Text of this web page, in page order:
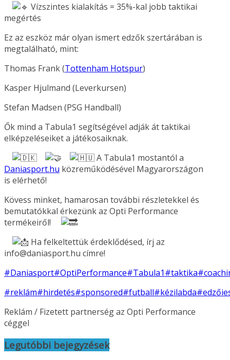
Vízszintes kialakítás = 35%-kal jobb taktikai
megértés
Ez az eszköz már olyan ismert edzők szertárában is
megtalálható, mint:
Thomas Frank (Tottenham Hotspur)
Kasper Hjulmand (Leverkursen)
Stefan Madsen (PSG Handball)
Ők mind a Tabula1 segítségével adják át taktikai
elképzeléseiket a játékosaiknak.
A Tabula1 mostantól a
Daniasport.hu közreműködésével Magyarországon
is elérhető!
Kövess minket, hamarosan további részletekkel és
bemutatókkal érkezünk az Opti Performance
termékeiről!
Ha felkeltettük érdeklődésed, írj az
info@daniasport.hu címre!
#Daniasport#OptiPerformance#Tabula1#taktika
#reklám#hirdetés#sponsored#futball#kézilabda
Reklám / Fizetett partnerség az Opti Performance
céggel
Legutóbbi bejegyzések